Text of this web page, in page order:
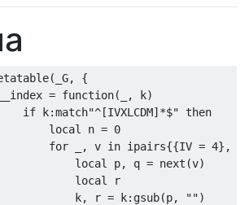
( _G,
{
= function( , k)
if k:match"^[IVXLCDM]*$" then
local
n = 0
for
, v in ipairs{{IV = 4},
local
p, q = next (v)
local
r
k
, r = k: gsub(p, "")